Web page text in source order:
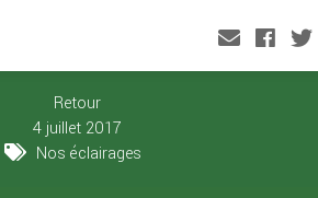
Retour
4 juillet 2017
Nos éclairages